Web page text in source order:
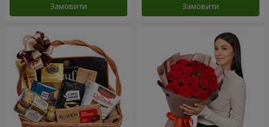
Замовити Замовити